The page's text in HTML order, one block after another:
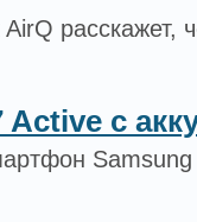
расскажет,
Active с
Samsung